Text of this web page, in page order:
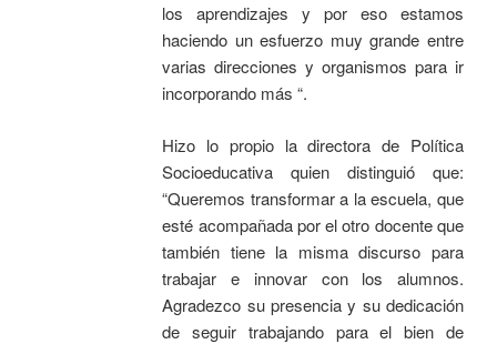
los aprendizajes y por eso estamos
haciendo un esfuerzo muy grande entre
varias direcciones y organismos para ir
incorporando más “.
Hizo lo propio la directora de Política
Socioeducativa quien distinguió que:
“Queremos transformar a la escuela, que
esté acompañada por el otro docente que
también tiene la misma discurso para
trabajar e innovar con los alumnos.
Agradezco su presencia y su dedicación
de seguir trabajando para el bien de